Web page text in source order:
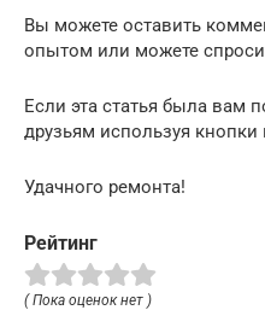
Вы можете оставить
опытом или можете
Если эта статья была вам
друзьям используя кнопки
Удачного ремонта!
Рейтинг
( Пока оценок нет )